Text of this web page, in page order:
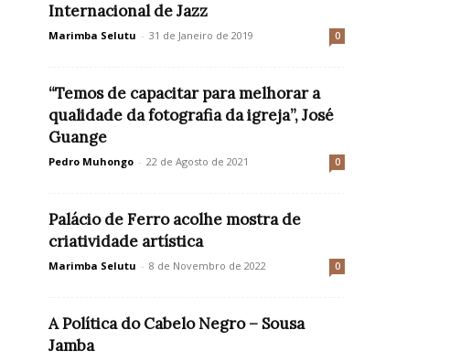
Internacional de Jazz
Marimba Selutu - 31 de Janeiro de 2019 0
“Temos de capacitar para melhorar a
qualidade da fotografia da igreja”, José
Guange
Pedro Muhongo - 22 de Agosto de 2021 0
Palácio de Ferro acolhe mostra de
criatividade artística
Marimba Selutu - 8 de Novembro de 2022 0
A Política do Cabelo Negro – Sousa
Jamba